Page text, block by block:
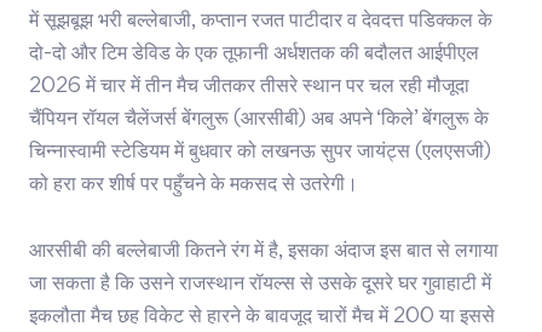
में सूझबूझ भरी बल्लेबाजी, कप्तान रजत पाटीदार व देवदत्त पडिक्कल के
दो-दो और टिम डेविड के एक तूफानी अर्धशतक की बदौलत आईपीएल
2026 में चार में तीन मैच जीतकर तीसरे स्थान पर चल रही मौजूदा
चैंपियन रॉयल चैलेंजर्स बेंगलुरू (आरसीबी) अब अपने ‘किले’ बेंगलुरू के
चिन्नास्वामी स्टेडियम में बुधवार को लखनऊ सुपर जायंट्स (एलएसजी)
को हरा कर शीर्ष पर पहुँचने के मकसद से उतरेगी।
आरसीबी की बल्लेबाजी कितने रंग में है, इसका अंदाज इस बात से लगाया
जा सकता है कि उसने राजस्थान रॉयल्स से उसके दूसरे घर गुवाहाटी में
इकलौता मैच छह विकेट से हारने के बावजूद चारों मैच में 200 या इससे